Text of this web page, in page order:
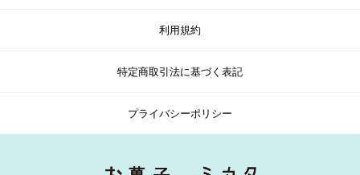
利用規約
特定商取引法に基づく表記
プライバシーポリシー